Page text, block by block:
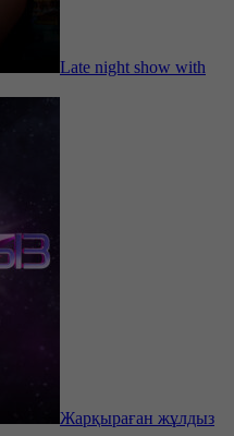
Late night show with
Жарқыраған жұлдыз